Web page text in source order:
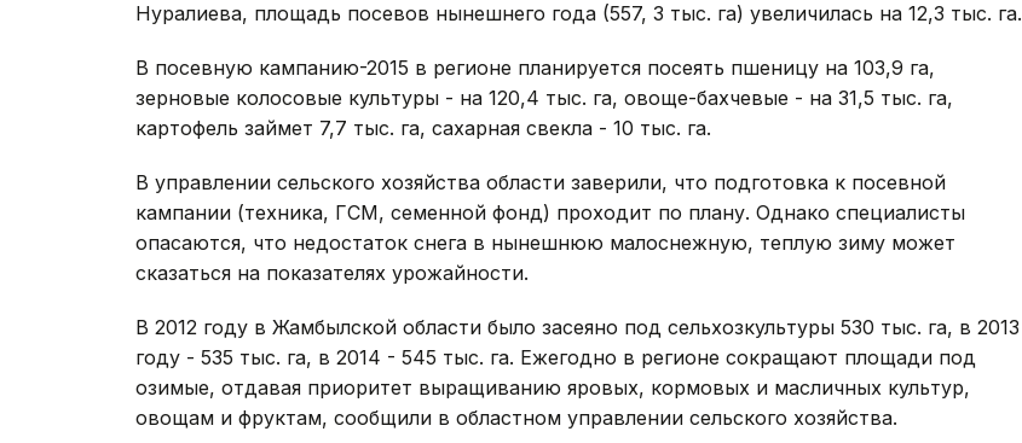
Нуралиева, площадь посевов нынешнего года (557, 3 тыс. га) увеличилась на 12,3 тыс. га.
В посевную кампанию-2015 в регионе планируется посеять пшеницу на 103,9 га,
зерновые колосовые культуры - на 120,4 тыс. га, овоще-бахчевые - на 31,5 тыс. га,
картофель займет 7,7 тыс. га, сахарная свекла - 10 тыс. га.
В управлении сельского хозяйства области заверили, что подготовка к посевной
кампании (техника, ГСМ, семенной фонд) проходит по плану. Однако специалисты
опасаются, что недостаток снега в нынешнюю малоснежную, теплую зиму может
сказаться на показателях урожайности.
В 2012 году в Жамбылской области было засеяно под сельхозкультуры 530 тыс. га, в 2013
году - 535 тыс. га, в 2014 - 545 тыс. га. Ежегодно в регионе сокращают площади под
озимые, отдавая приоритет выращиванию яровых, кормовых и масличных культур,
овощам и фруктам, сообщили в областном управлении сельского хозяйства.